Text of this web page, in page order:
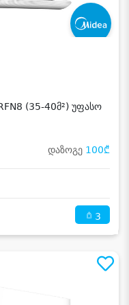
(35-40მ²) უფასო
დაზოგე 100₾
3